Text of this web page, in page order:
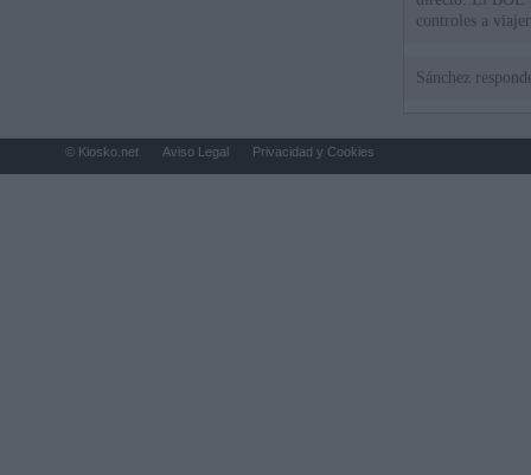
controles a
Sánchez
© Kiosko.net Aviso Legal Privacidad y Cookies